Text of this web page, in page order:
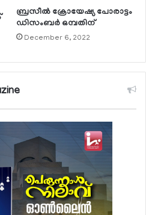
ബ്രസീല്‍ ക്രോയേഷ്യ പോരാട്ടം
ഡിസംബര്‍ ഒമ്പതിന്
December 6, 2022